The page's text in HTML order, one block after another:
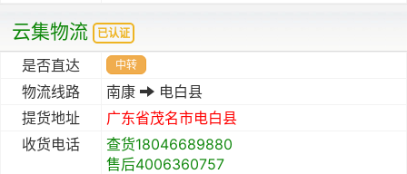
云集物流 已认证
是否直达 中转
物流线路 南康
电白县
提货地址
广东省茂名市电白县
收货电话
查货18046689880
售后4006360757